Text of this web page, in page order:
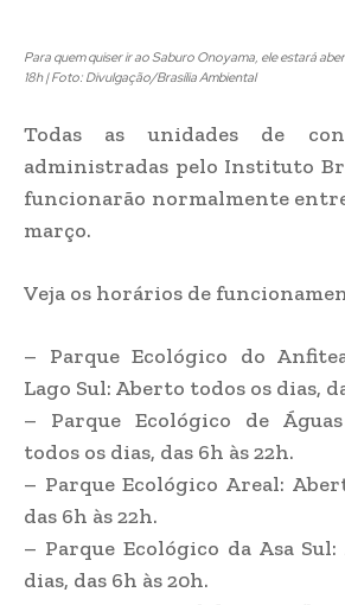
Para quem quiser ir ao Saburo Onoyama, ele estará
18h | Foto: Divulgação/Brasília Ambiental
Todas as unidades de
administradas pelo Instituto
funcionarão normalmente entre
março.
Veja os horários de
– Parque Ecológico do
Lago Sul: Aberto todos os dias,
– Parque Ecológico de
todos os dias, das 6h às 22h.
– Parque Ecológico Areal:
das 6h às 22h.
– Parque Ecológico da Asa
dias, das 6h às 20h.